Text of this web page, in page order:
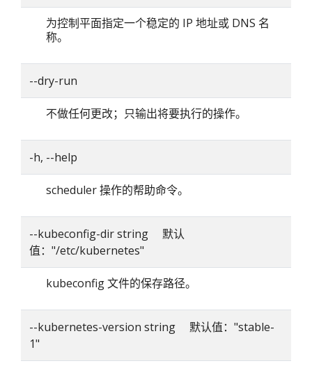
为控制平面指定一个稳定的 IP 地址或 DNS 名
称。
--dry-run
不做任何更改；只输出将要执行的操作。
-h, --help
scheduler 操作的帮助命令。
--kubeconfig-dir string 默认
值："/etc/kubernetes"
kubeconfig 文件的保存路径。
--kubernetes-version string 默认值："stable-
1"